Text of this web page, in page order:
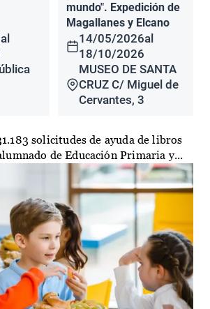
al
mundo". Expedición de
Magallanes y Elcano
14/05/2026al
18/10/2026
MUSEO DE SANTA
CRUZ C/ Miguel de
Cervantes, 3
solicitudes de ayuda de libros
de Educación Primaria y...